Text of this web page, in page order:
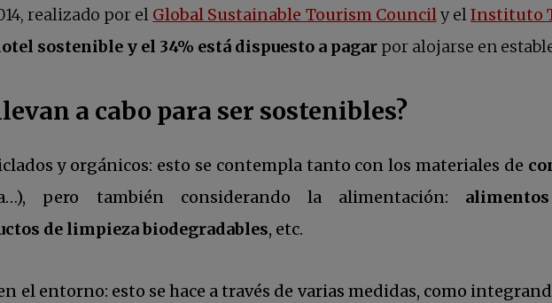
realizado por el Global Sustainable Tourism Councilse abre en
y elInstituto
sostenible y el 34% está dispuesto a pagar por alojarse en
a cabo para ser sostenibles?
y orgánicos: esto se contempla tanto con los materiales de
pero también considerando la alimentación: alimentos
de limpieza biodegradables, etc.
el entorno: esto se hace a través de varias medidas, como